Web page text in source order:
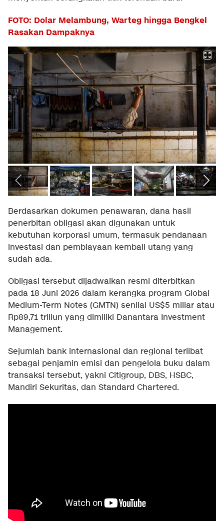
FOTO: Dolar Melambung, Warteg hingga Bengkel
Rasakan Dampaknya
Berdasarkan dokumen penawaran, dana hasil
penerbitan obligasi akan digunakan untuk
kebutuhan korporasi umum, termasuk pendanaan
investasi dan pembiayaan kembali utang yang
sudah ada.
Obligasi tersebut dijadwalkan resmi diterbitkan
pada 18 Juni 2026 dalam kerangka program Global
Medium-Term Notes (GMTN) senilai US$5 miliar atau
Rp89,71 triliun yang dimiliki Danantara Investment
Management.
Sejumlah bank internasional dan regional terlibat
sebagai penjamin emisi dan pengelola buku dalam
transaksi tersebut, yakni Citigroup, DBS, HSBC,
Mandiri Sekuritas, dan Standard Chartered.